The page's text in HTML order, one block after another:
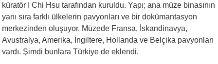
küratör I Chi Hsu tarafından kuruldu. Yapı; ana müze binasının
yanı sıra farklı ülkelerin pavyonları ve bir dokümantasyon
merkezinden oluşuyor. Müzede Fransa, İskandinavya,
Avustralya, Amerika, İngiltere, Hollanda ve Belçika pavyonları
vardı. Şimdi bunlara Türkiye de eklendi.